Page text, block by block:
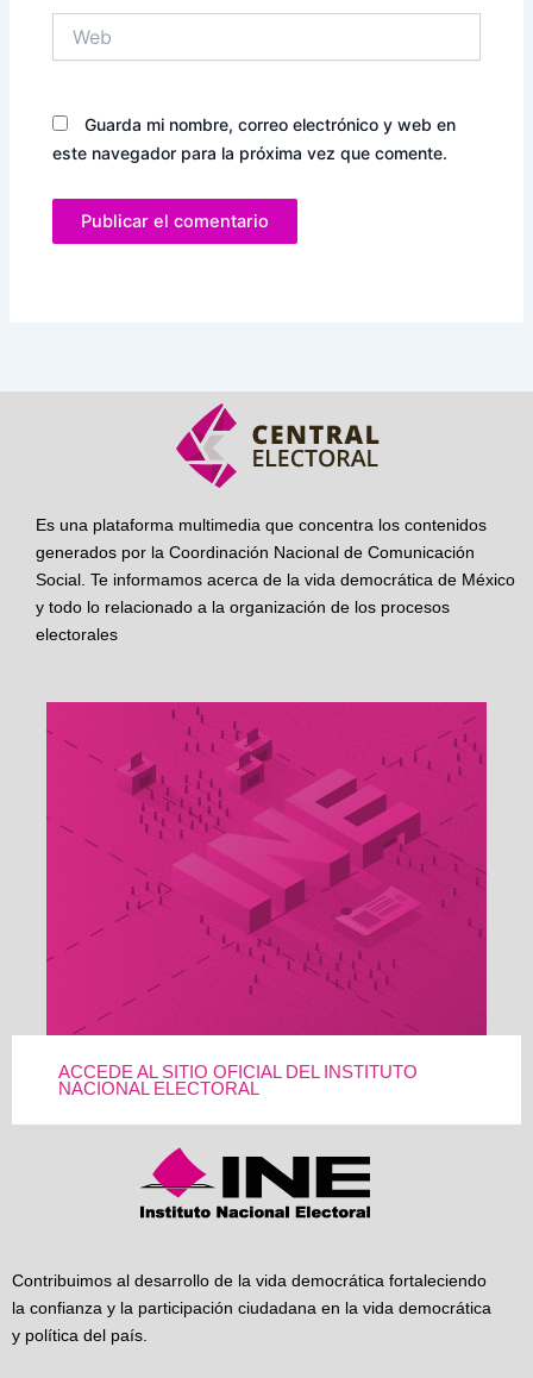
Guarda mi nombre, correo electrónico y web en
este navegador para la próxima vez que comente.
Es una plataforma multimedia que concentra los contenidos
generados por la Coordinación Nacional de Comunicación
Social. Te informamos acerca de la vida democrática de México
y todo lo relacionado a la organización de los procesos
electorales
ACCEDE AL SITIO OFICIAL DEL INSTITUTO
NACIONAL ELECTORAL
Contribuimos al desarrollo de la vida democrática fortaleciendo
la confianza y la participación ciudadana en la vida democrática
y política del país.